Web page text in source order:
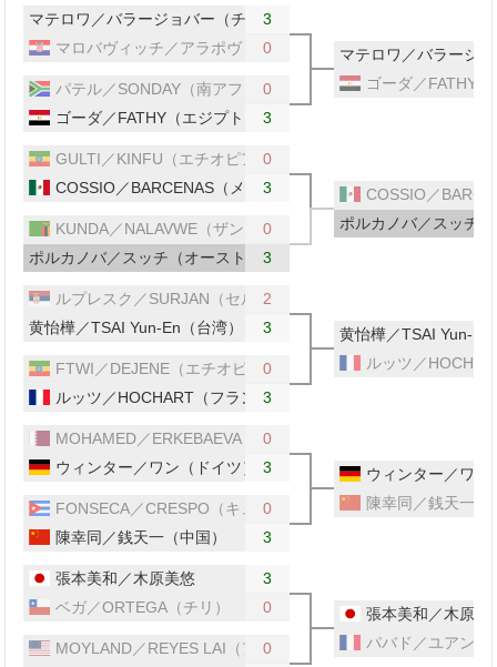
マテロワ／バラージョバー（チェコ／スロバキア）
3
マロバヴィッチ／アラポヴィッチ（クロアチア）
0
パテル／SONDAY（南アフリカ）
0
ゴーダ／FATHY（エジプト）
3
GULTI／KINFU（エチオピア）
0
COSSIO／BARCENAS（メキシコ）
3
KUNDA／NALAVWE（ザンビア）
0
ポルカノバ／スッチ（オーストリア／ルーマニア）
3
ルプレスク／SURJAN（セルビア）
2
黄怡樺／TSAI Yun-En（台湾）
3
FTWI／DEJENE（エチオピア）
0
ルッツ／HOCHART（フランス）
3
MOHAMED／ERKEBAEVA（カタール）
0
ウィンター／ワン（ドイツ）
3
FONSECA／CRESPO（キューバ）
0
陳幸同／銭天一（中国）
3
張本美和／木原美悠
3
ベガ／ORTEGA（チリ）
0
MOYLAND／REYES LAI（アメリカ）
0
マテロワ／バラージ
ゴーダ／FATHY
COSSIO／
ポルカノバ／スッチ
黄怡樺／TSAI Yun-En
ルッツ／
ウィンター／ワン
陳幸同／銭天一（
張本美和／木原美
パバド／ユアン（